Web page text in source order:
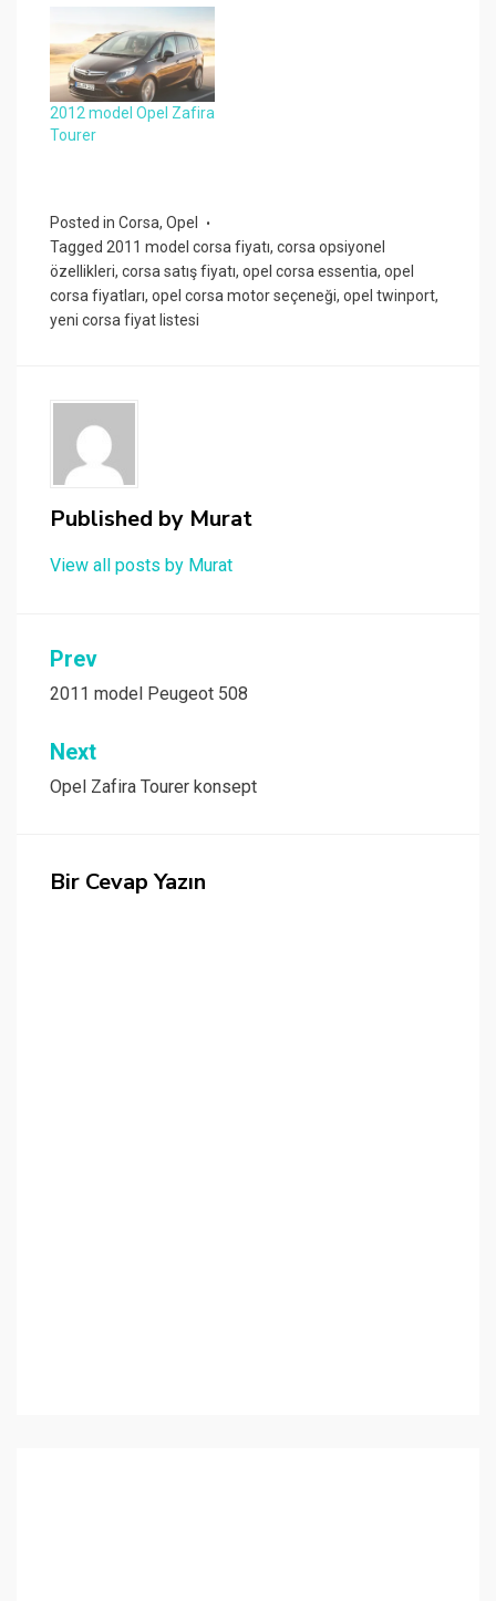
2012 model Opel Zafira
Tourer
Posted in Corsa, Opel
Tagged 2011 model corsa fiyatı, corsa opsiyonel
özellikleri, corsa satış fiyatı, opel corsa essentia, opel
corsa fiyatları, opel corsa motor seçeneği, opel twinport,
yeni corsa fiyat listesi
Published by Murat
View all posts by Murat
Yazı
gezinmesi
Prev
2011 model Peugeot 508
Next
Opel Zafira Tourer konsept
Bir Cevap Yazın